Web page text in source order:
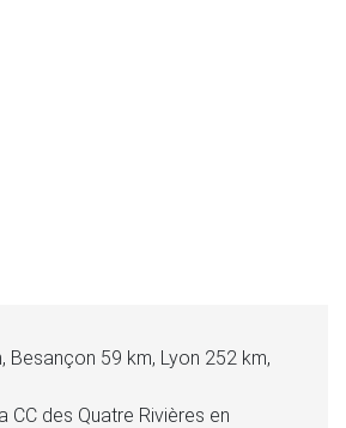
Besançon 59 km, Lyon 252 km,
CC des Quatre Rivières en